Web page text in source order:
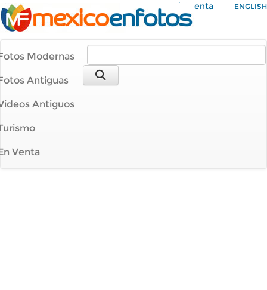
Mi Cuenta ENGLISH
Modernas
Antiguas
Antiguos
Venta